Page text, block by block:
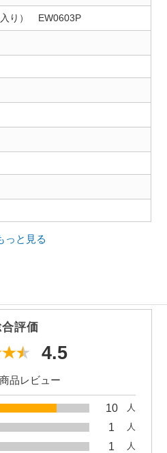
入り） EW0603P
っと見る
評価
4.5
品レビュー
10 人
1 人
1 人